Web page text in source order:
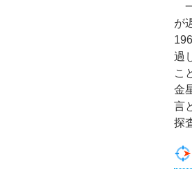
が
過
こ
金
言
探